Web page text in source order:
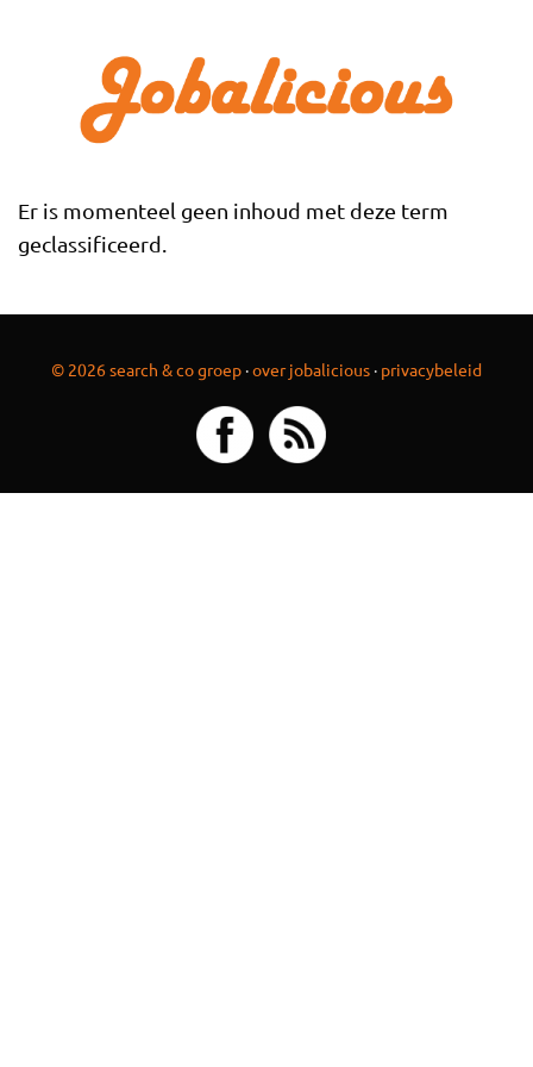
Er is momenteel geen inhoud met deze term
geclassificeerd.
© 2026 search & co groep ·over jobalicious · privacybeleid